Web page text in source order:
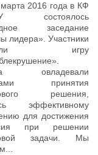
2016 года в КФ
состоялось
заседание
лидера». Участники
игру
овладевали
принятия
решения,
эффективному
для достижения
при решении
задачи. Мы